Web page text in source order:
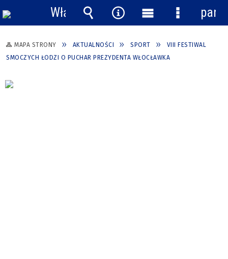
MAPA STRONY AKTUALNOŚCI SPORT
VIII FESTIWAL
SMOCZYCH ŁODZI O PUCHAR PREZYDENTA WŁOCŁAWKA
Włącz
powiadomienia
Wyszukiwarka
Narzędzia
Menu
główne
Menu
panel